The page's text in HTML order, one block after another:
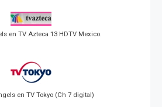
en TV Azteca 13 HDTV Mexico.
en TV Tokyo (Ch 7 digital)